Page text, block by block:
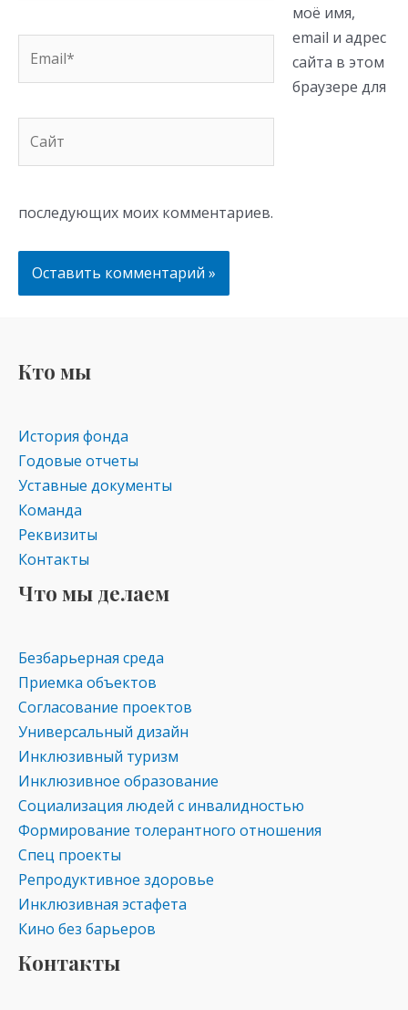
моё имя,
email и адрес
сайта в этом
браузере для
последующих моих комментариев.
Кто мы
История фонда
Годовые отчеты
Уставные документы
Команда
Реквизиты
Контакты
Что мы делаем
Безбарьерная среда
Приемка объектов
Согласование проектов
Универсальный дизайн
Инклюзивный туризм
Инклюзивное образование
Социализация людей с инвалидностью
Формирование толерантного отношения
Спец проекты
Репродуктивное здоровье
Инклюзивная эстафета
Кино без барьеров
Контакты